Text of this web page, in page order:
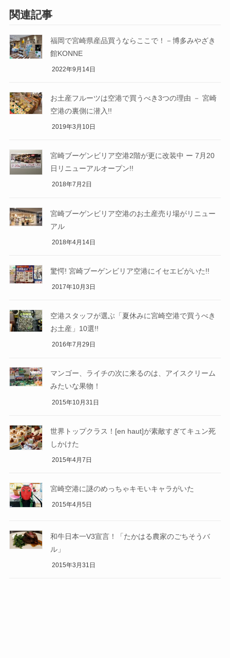
関連記事
福岡で宮崎県産品買うならここで！－博多みやざき
館KONNE
2022年9月14日
お土産フルーツは空港で買うべき3つの理由 － 宮崎
空港の裏側に潜入!!
2019年3月10日
宮崎ブーゲンビリア空港2階が更に改装中 ー 7月20
日リニューアルオープン!!
2018年7月2日
宮崎ブーゲンビリア空港のお土産売り場がリニュー
アル
2018年4月14日
驚愕! 宮崎ブーゲンビリア空港にイセエビがいた!!
2017年10月3日
空港スタッフが選ぶ「夏休みに宮崎空港で買うべき
お土産」10選!!
2016年7月29日
マンゴー、ライチの次に来るのは、アイスクリーム
みたいな果物！
2015年10月31日
世界トップクラス！[en haut]が素敵すぎてキュン死
しかけた
2015年4月7日
宮崎空港に謎のめっちゃキモいキャラがいた
2015年4月5日
和牛日本一V3宣言！「たかはる農家のごちそうバ
ル」
2015年3月31日